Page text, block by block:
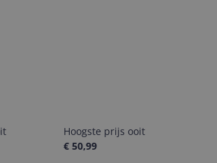
Hoogste prijs ooit
€ 50,99